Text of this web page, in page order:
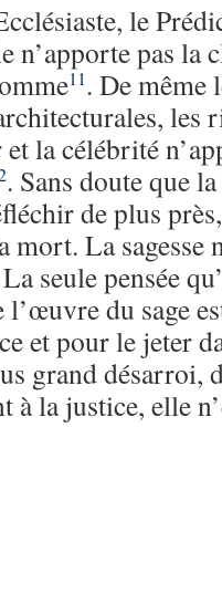
le
pas la
11 . De même
les
la célébrité
. Sans doute que
de plus
La sagesse
seule pensée
du sage
et pour le jeter
grand désarroi,
à la justice, elle